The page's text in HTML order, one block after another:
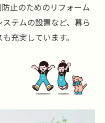
止のためのリフォーム
テムの設置など、暮ら
充実しています。